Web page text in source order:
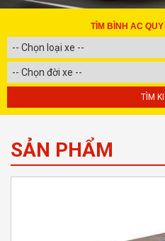
TÌM BÌNH AC
SẢN PHẨM